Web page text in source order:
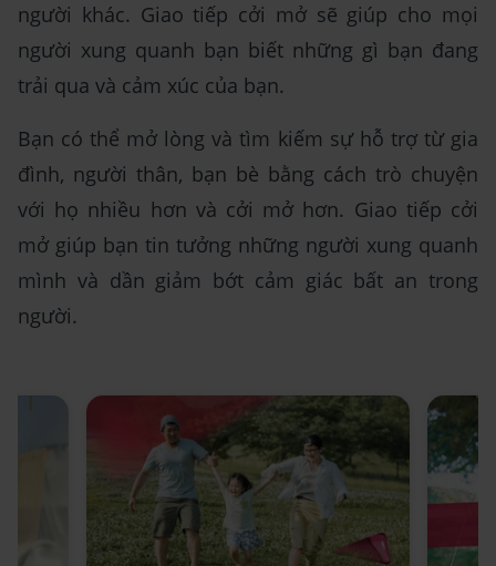
người khác. Giao tiếp cởi mở sẽ giúp cho mọi
người xung quanh bạn biết những gì bạn đang
trải qua và cảm xúc của bạn.
Bạn có thể mở lòng và tìm kiếm sự hỗ trợ từ gia
đình, người thân, bạn bè bằng cách trò chuyện
với họ nhiều hơn và cởi mở hơn. Giao tiếp cởi
mở giúp bạn tin tưởng những người xung quanh
mình và dần giảm bớt cảm giác bất an trong
người.